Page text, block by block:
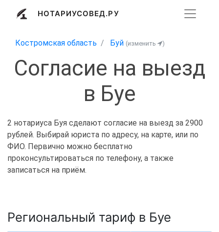
НОТАРИУСОВЕД.РУ
Костромская область Буй (изменить )
Согласие на выезд
в Буе
2 нотариуса Буя сделают согласие на выезд за 2900
рублей. Выбирай юриста по адресу, на карте, или по
ФИО. Первично можно бесплатно
проконсультироваться по телефону, а также
записаться на приём.
Региональный тариф в Буе